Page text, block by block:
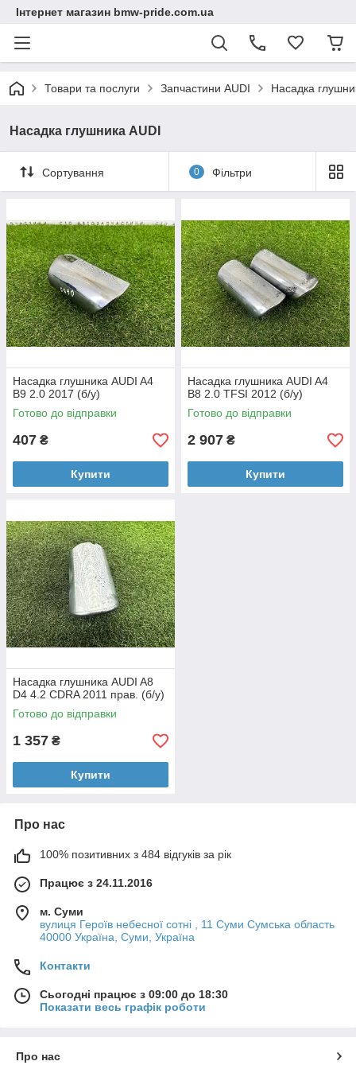
Інтернет магазин bmw-pride.com.ua
Товари та послуги Запчастини AUDI Насадка
Насадка глушника AUDI
Сортування 0 Фільтри
Насадка глушника AUDI A4
B9 2.0 2017 (б/у)
Готово до відправки
407 ₴
Купити
Насадка глушника AUDI A4
B8 2.0 TFSI 2012 (б/у)
Готово до відправки
2 907 ₴
Купити
Насадка глушника AUDI A8
D4 4.2 CDRA 2011 прав. (б/у)
Готово до відправки
1 357 ₴
Купити
Про нас
100% позитивних з 484 відгуків за рік
Працює з 24.11.2016
м. Суми
вулиця Героїв небесної сотні , 11 Суми Сумська область
40000 Україна, Суми, Україна
Контакти
Сьогодні працює з 09:00 до 18:30
Показати весь графік роботи
Про нас